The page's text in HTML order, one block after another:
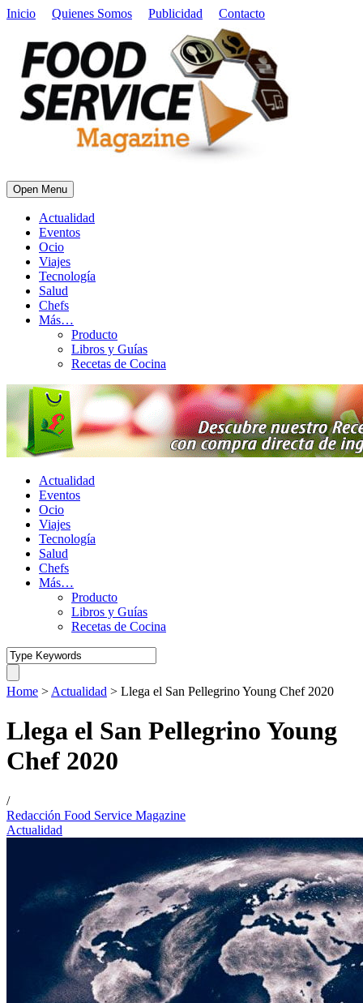
Inicio Quienes Somos Publicidad Contacto
Open Menu
Actualidad
Eventos
Ocio
Viajes
Tecnología
Salud
Chefs
Más…
Producto
Libros y Guías
Recetas de Cocina
Actualidad
Eventos
Ocio
Viajes
Tecnología
Salud
Chefs
Más…
Producto
Libros y Guías
Recetas de Cocina
Home > Actualidad > Llega el San Pellegrino Young Chef 2020
Llega el San Pellegrino Young
Chef 2020
/
Redacción Food Service Magazine
Actualidad